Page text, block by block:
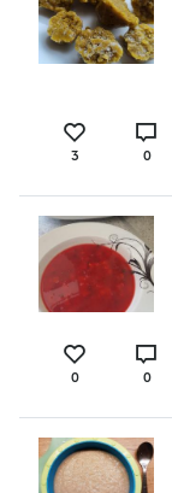
3 0
0 0